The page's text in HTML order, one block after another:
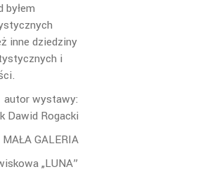
inne dziedziny
i
autor wystawy:
Dawid Rogacki
MAŁA GALERIA
„LUNA”